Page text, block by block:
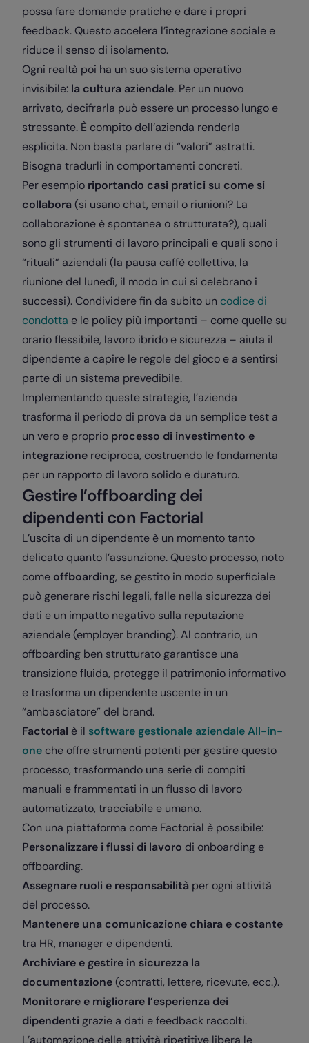
possa fare domande pratiche e dare i propri
feedback. Questo accelera l’integrazione sociale e
riduce il senso di isolamento.
Ogni realtà poi ha un suo sistema operativo
invisibile: la cultura aziendale. Per un nuovo
arrivato, decifrarla può essere un processo lungo e
stressante. È compito dell’azienda renderla
esplicita. Non basta parlare di “valori” astratti.
Bisogna tradurli in comportamenti concreti.
Per esempio riportando casi pratici su come si
collabora (si usano chat, email o riunioni? La
collaborazione è spontanea o strutturata?), quali
sono gli strumenti di lavoro principali e quali sono i
“rituali” aziendali (la pausa caffè collettiva, la
riunione del lunedì, il modo in cui si celebrano i
successi). Condividere fin da subito un codice di
condotta e le policy più importanti – come quelle su
orario flessibile, lavoro ibrido e sicurezza – aiuta il
dipendente a capire le regole del gioco e a sentirsi
parte di un sistema prevedibile.
Implementando queste strategie, l’azienda
trasforma il periodo di prova da un semplice test a
un vero e proprio processo di investimento e
integrazione reciproca, costruendo le fondamenta
per un rapporto di lavoro solido e duraturo.
Gestire l’offboarding dei
dipendenti con Factorial
L’uscita di un dipendente è un momento tanto
delicato quanto l’assunzione. Questo processo, noto
come offboarding, se gestito in modo superficiale
può generare rischi legali, falle nella sicurezza dei
dati e un impatto negativo sulla reputazione
aziendale (employer branding). Al contrario, un
offboarding ben strutturato garantisce una
transizione fluida, protegge il patrimonio informativo
e trasforma un dipendente uscente in un
“ambasciatore” del brand.
Factorial è il software gestionale aziendale All-in-
one che offre strumenti potenti per gestire questo
processo, trasformando una serie di compiti
manuali e frammentati in un flusso di lavoro
automatizzato, tracciabile e umano.
Con una piattaforma come Factorial è possibile:
Personalizzare i flussi di lavoro di onboarding e
offboarding.
Assegnare ruoli e responsabilità per ogni attività
del processo.
Mantenere una comunicazione chiara e costante
tra HR, manager e dipendenti.
Archiviare e gestire in sicurezza la
documentazione (contratti, lettere, ricevute, ecc.).
Monitorare e migliorare l’esperienza dei
dipendenti grazie a dati e feedback raccolti.
L’automazione delle attività ripetitive libera le